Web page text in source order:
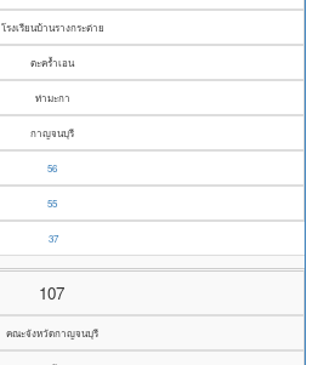
โรงเรียนบ้านรางกระต่าย
ตะคร้ำเอน
ท่ามะกา
กาญจนบุรี
56
55
37
107
คณะจังหวัดกาญจนบุรี